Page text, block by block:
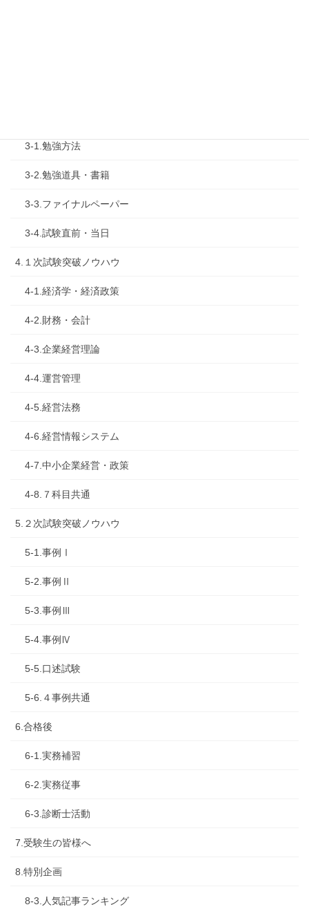
3-1.勉強方法
3-2.勉強道具・書籍
3-3.ファイナルペーパー
3-4.試験直前・当日
4.１次試験突破ノウハウ
4-1.経済学・経済政策
4-2.財務・会計
4-3.企業経営理論
4-4.運営管理
4-5.経営法務
4-6.経営情報システム
4-7.中小企業経営・政策
4-8.７科目共通
5.２次試験突破ノウハウ
5-1.事例Ⅰ
5-2.事例Ⅱ
5-3.事例Ⅲ
5-4.事例Ⅳ
5-5.口述試験
5-6.４事例共通
6.合格後
6-1.実務補習
6-2.実務従事
6-3.診断士活動
7.受験生の皆様へ
8.特別企画
8-3.人気記事ランキング